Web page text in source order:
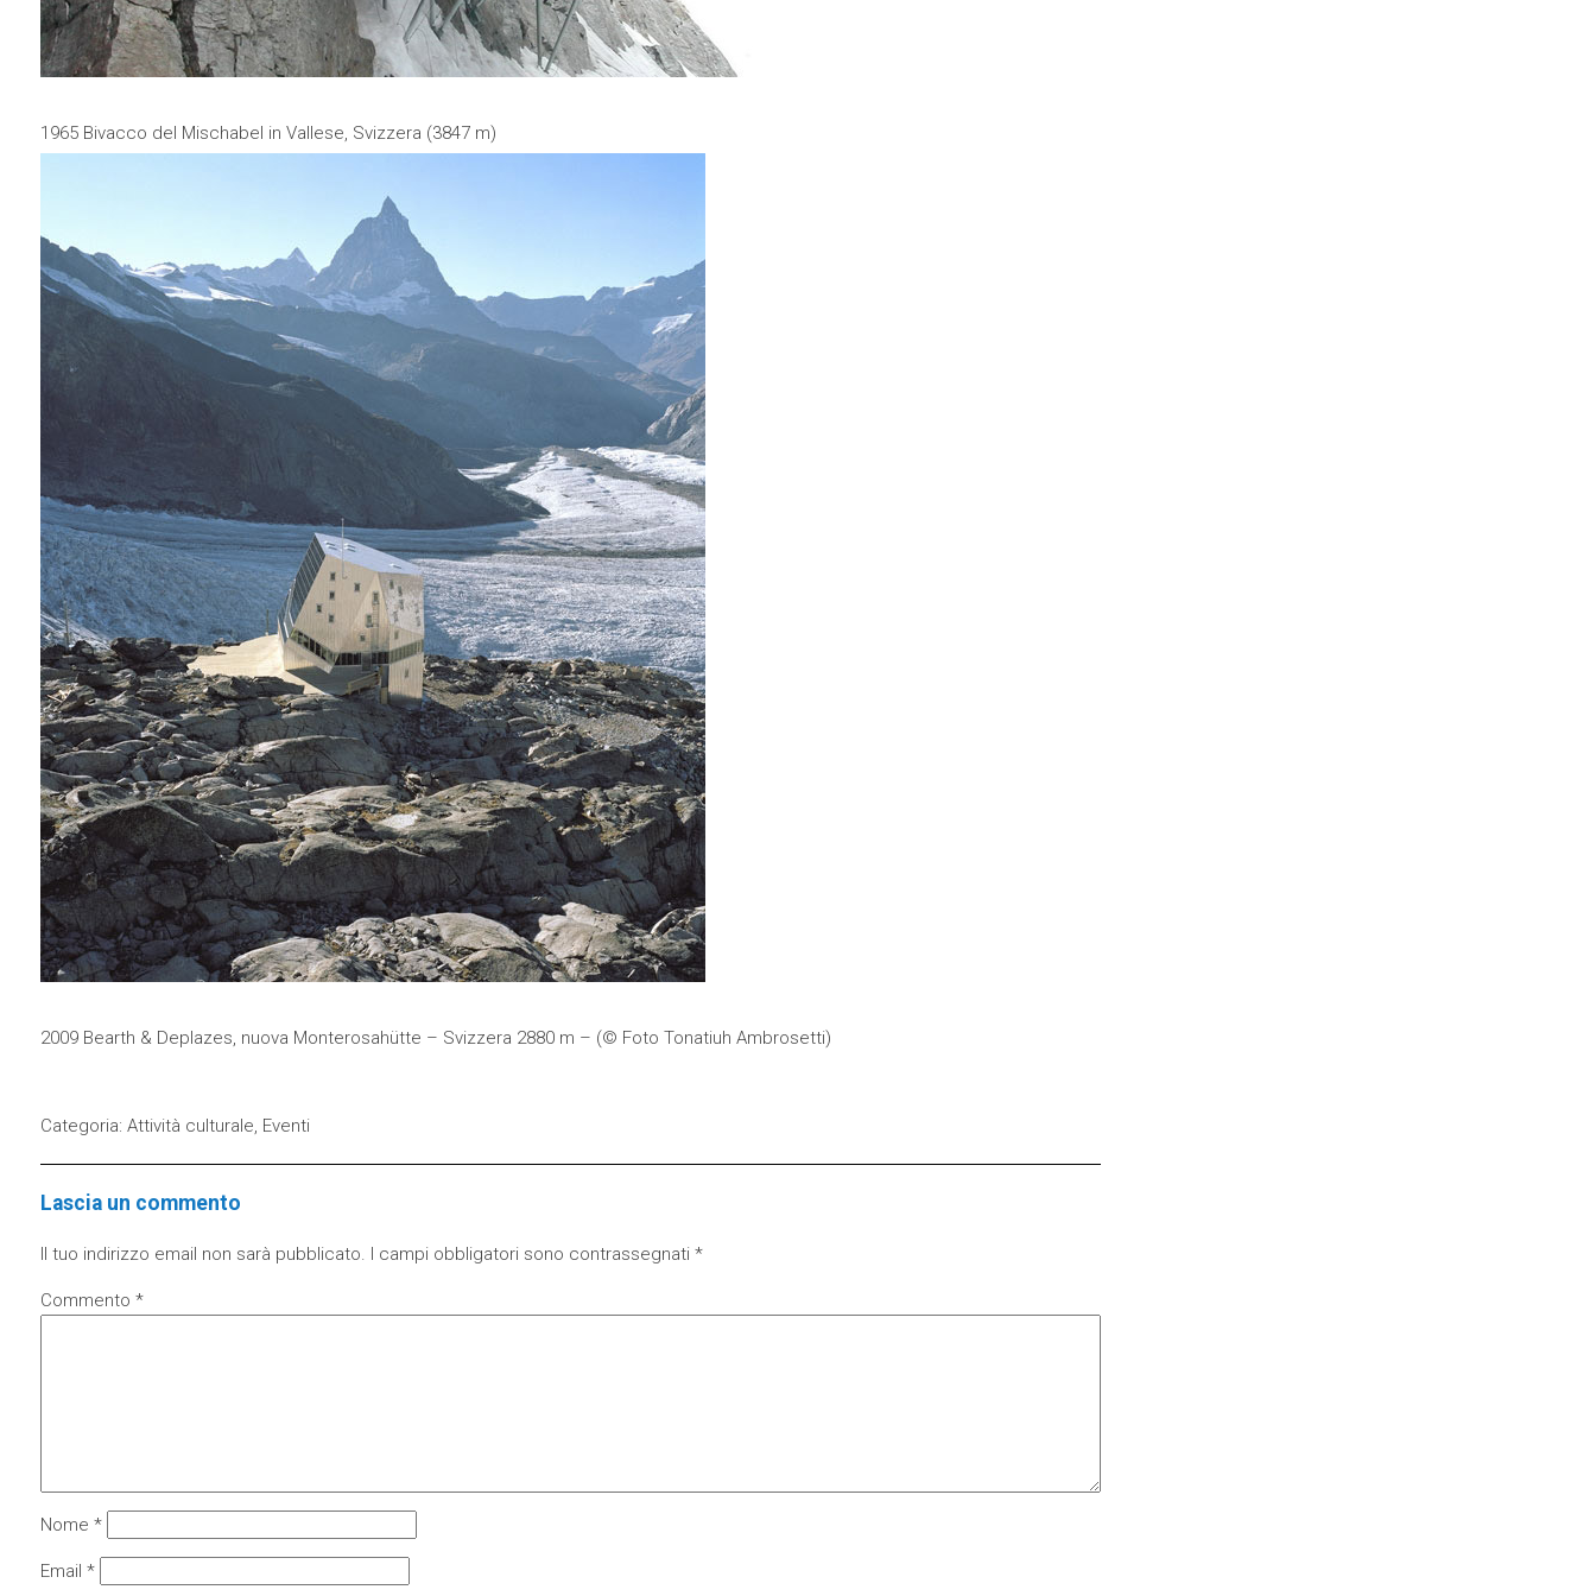
1965 Bivacco del Mischabel in Vallese, Svizzera (3847 m)
2009 Bearth & Deplazes, nuova Monterosahütte – Svizzera 2880 m – (© Foto Tonatiuh Ambrosetti)
Categoria: Attività culturale, Eventi
Lascia un commento
Il tuo indirizzo email non sarà pubblicato. I campi obbligatori sono contrassegnati *
Commento *
Nome *
Email *